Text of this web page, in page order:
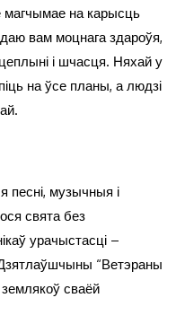
магчымае на карысць
вам моцнага здароўя,
і шчасця. Няхай у
на ўсе планы, а людзі
песні, музычныя і
свята без
урачыстасці –
“Ветэраны
сваёй